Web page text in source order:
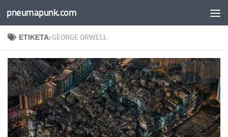
Skip to content
pneumapunk.com
ΕΤΙΚΈΤΑ: GEORGE ORWELL